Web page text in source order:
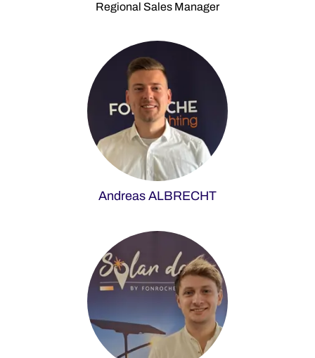
Regional Sales Manager
Andreas ALBRECHT